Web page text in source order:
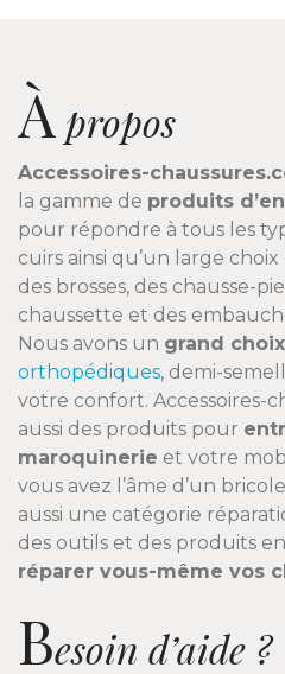
À propos
Accessoires-
la gamme de produits
pour répondre à tous les
cuirs ainsi qu’un large choix
des brosses, des chausse-
chaussette et des
Nous avons un grand
orthopédiques, demi-
votre confort. Accessoires-
aussi des produits pour
maroquinerie et votre
vous avez l’âme d’un
aussi une catégorie
des outils et des produits
réparer vous-même vos
Besoin d’aide ?